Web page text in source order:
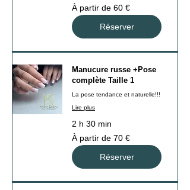
À
partir
de
60
euros
À partir de 60 €
Réserver
Manucure russe +Pose
complète Taille 1
La pose tendance et naturelle!!!
Lire plus
2 h 30 min
À
partir
de
70
euros
À partir de 70 €
Réserver